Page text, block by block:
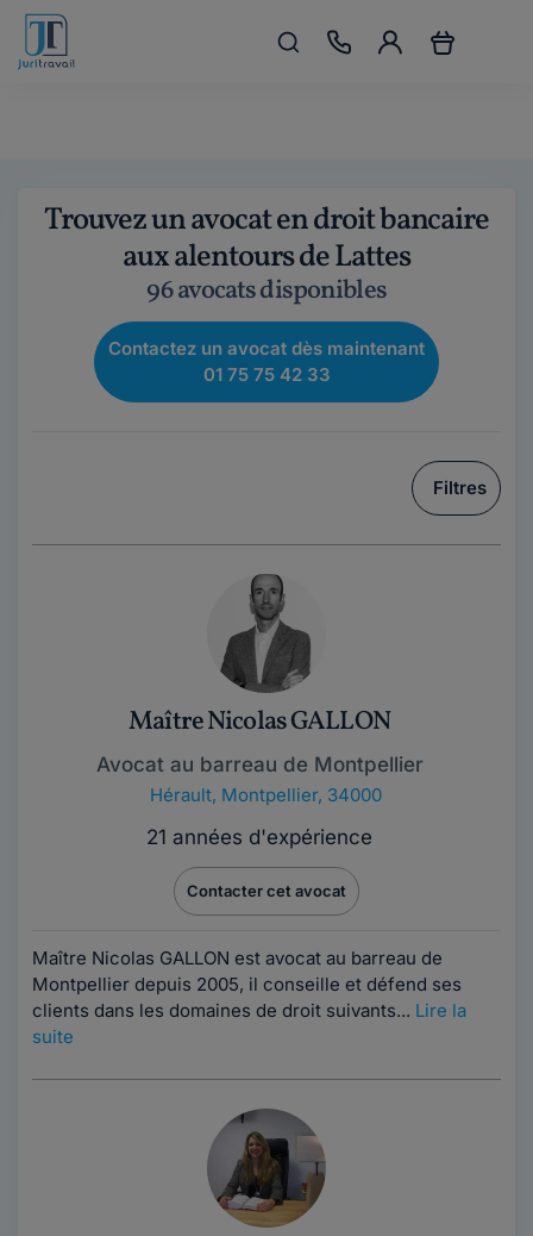
Trouvez un avocat en droit bancaire
aux alentours de Lattes
96 avocats disponibles
Contactez un avocat dès maintenant
01 75 75 42 33
Filtres
Maître Nicolas GALLON
Avocat au barreau de Montpellier
Hérault, Montpellier, 34000
21 années d'expérience
Contacter cet avocat
Maître Nicolas GALLON est avocat au barreau de
Montpellier depuis 2005, il conseille et défend ses
clients dans les domaines de droit suivants... Lire la
suite